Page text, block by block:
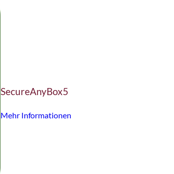
SecureAnyBox5
Mehr Informationen